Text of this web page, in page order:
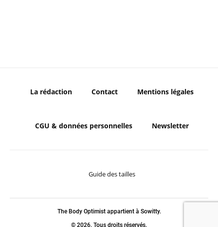
La rédaction Contact Mentions légales
CGU & données personnelles Newsletter
Guide des tailles
The Body Optimist appartient à Sowitty.
© 2026. Tous droits réservés.